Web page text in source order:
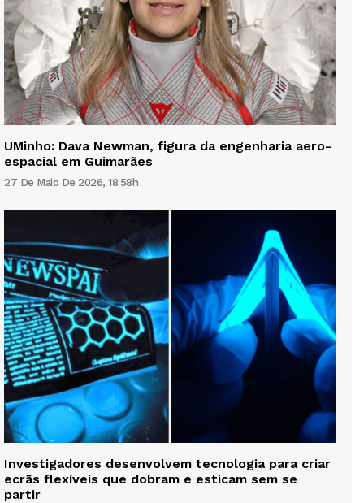
UMinho: Dava Newman, figura da engenharia aero-
espacial em Guimarães
27 De Maio De 2026, 18:58h
Investigadores desenvolvem tecnologia para criar
ecrãs flexíveis que dobram e esticam sem se
partir